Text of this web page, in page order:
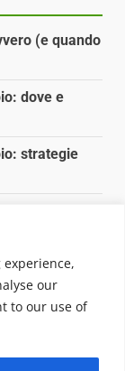
experience,
our
to our use of
(e quando
dove e
strategie
di Jws Media
in quanto